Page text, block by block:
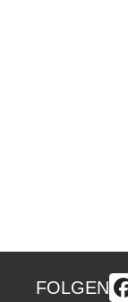
FOLGEN